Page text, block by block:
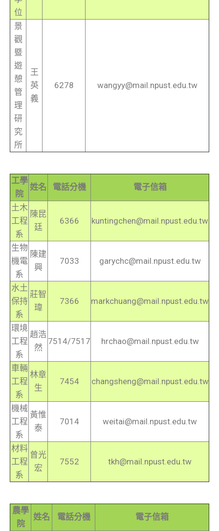
位
景
觀
暨
遊
憩
管
理
研
究
所
王
英
義
6278 wangyy@mail.npust.edu.tw
工學
院
姓名 電話分機 電子信箱
土木
工程
系
陳昆
廷
6366 kuntingchen@mail.npust.edu.tw
生物
機電
系
陳建
興
7033 garychc@mail.npust.edu.tw
水土
保持
系
莊智
瑋
7366 markchuang@mail.npust.edu.tw
環境
工程
系
趙浩
然
7514/7517 hrchao@mail.npust.edu.tw
車輛
工程
系
林章
生
7454 changsheng@mail.npust.edu.tw
機械
工程
系
黃惟
泰
7014 weitai@mail.npust.edu.tw
材料
工程
系
曾光
宏
7552 tkh@mail.npust.edu.tw
農學
院
姓名 電話分機 電子信箱